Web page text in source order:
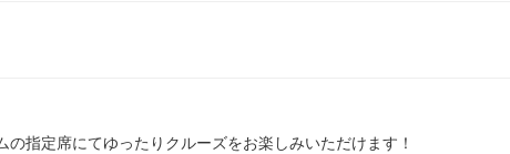
の指定席にてゆったりクルーズをお楽しみいただけます！